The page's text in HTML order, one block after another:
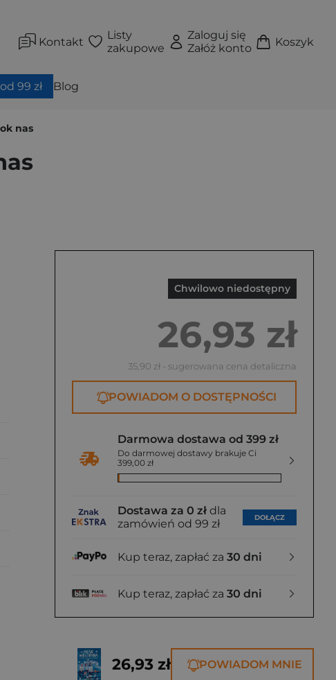
Kontakt
Listy
zakupowe
Zaloguj się
Załóż konto
Koszyk
99 zł Blog
nas
Chwilowo niedostępny
26,93 zł
35,90 zł - sugerowana cena detaliczna
POWIADOM O DOSTĘPNOŚCI
Darmowa dostawa od 399 zł
Do darmowej dostawy brakuje Ci
399,00 zł
Dostawa za 0 zł dla
zamówień od 99 zł
DOŁĄCZ
Kup teraz, zapłać za 30 dni
Kup teraz, zapłać za 30 dni
26,93 zł POWIADOM MNIE